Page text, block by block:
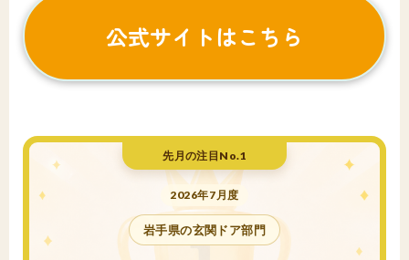
公式サイトはこちら
先月の注目No.1
2026年7月度
岩手県の玄関ドア部門